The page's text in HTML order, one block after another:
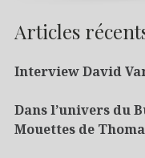
Articles
Interview David
Dans l’univers du
Mouettes de